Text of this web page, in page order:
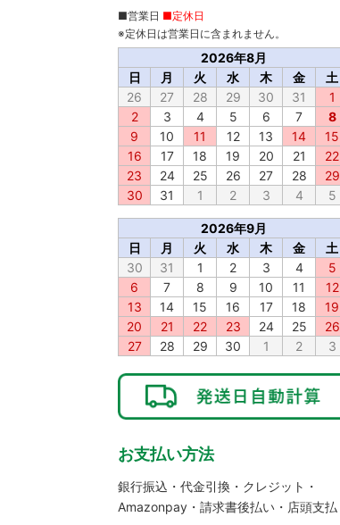
2026年8月
日
月 火 水 木 金
土
26
27 28 29 30 31
1
2
3 4 5 6 7
8
9
10 11 12 13 14
15
16
17 18 19 20 21
22
23
24 25 26 27 28
29
30
31 1 2 3 4 5
2026年9月
日
月 火 水 木 金
土
30
31 1 2 3 4
5
6
7 8 9 10 11
12
13
14 15 16 17 18
19
20
21 22 23 24 25
26
27
28 29 30 1 2 3
■営業日 ■定休日
※定休日は営業日に含まれません。
お支払い方法
銀行振込・代金引換・クレジット・
Amazonpay・請求書後払い・店頭支払